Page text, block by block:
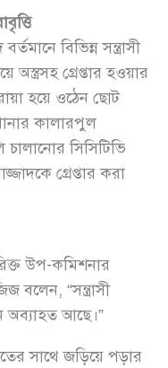
বিভিন্ন সন্ত্রাসী
গ্রেপ্তার হওয়ার
হয়ে ওঠেন ছোট
কালারপুল
চালানোর সিসিটিভি
গ্রেপ্তার করা
উপ-কমিশনার
“সন্ত্রাসী
অব্যাহত আছে।”
সাথে জড়িয়ে পড়ার